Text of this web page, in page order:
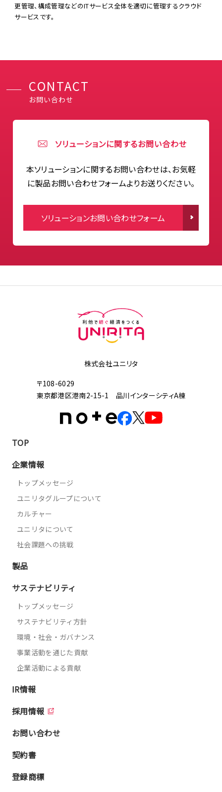
更管理、構成管理などのITサービス全体を適切に管理するクラウド
サービスです。
CONTACT
お問い合わせ
ソリューションに関するお問い合わせ
本ソリューションに関するお問い合わせは、お気軽
に製品お問い合わせフォームよりお送りください。
ソリューションお問い合わせフォーム
株式会社ユニリタ
〒108-6029
東京都港区港南2-15-1 品川インターシティA棟
TOP
企業情報
トップメッセージ
ユニリタグループについて
カルチャー
ユニリタについて
社会課題への挑戦
製品
サステナビリティ
トップメッセージ
サステナビリティ方針
環境・社会・ガバナンス
事業活動を通じた貢献
企業活動による貢献
IR情報
採用情報
お問い合わせ
契約書
登録商標